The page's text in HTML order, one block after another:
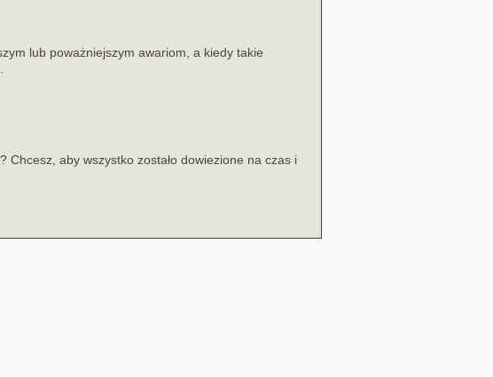
lub poważniejszym awariom, a kiedy takie
aby wszystko zostało dowiezione na czas i